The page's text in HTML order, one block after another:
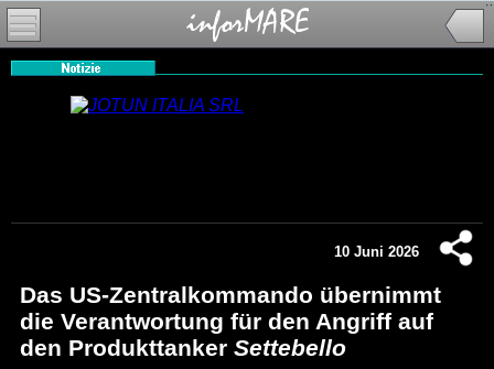
10 Juni 2026
Das US-Zentralkommando übernimmt
die Verantwortung für den Angriff auf
den Produkttanker Settebello